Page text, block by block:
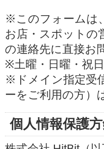
※このフォームは
お店・スポットの
の連絡先に直接お
※土曜・日曜・祝
※ドメイン指定受
ーをご利用の方）
個人情報保護